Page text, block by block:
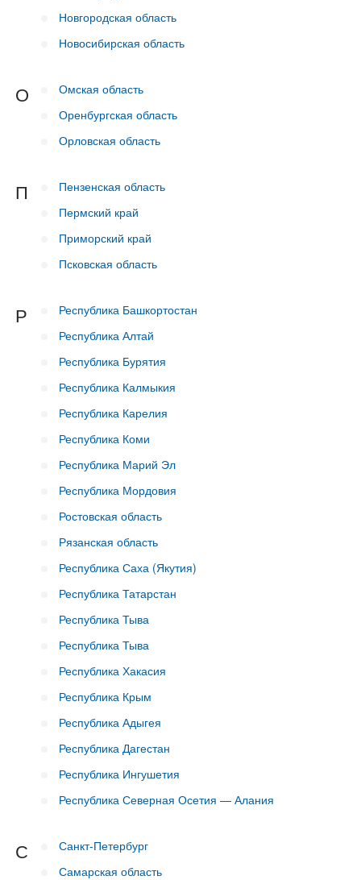
Новгородская область
Новосибирская область
О
Омская область
Оренбургская область
Орловская область
П
Пензенская область
Пермский край
Приморский край
Псковская область
Р
Республика Башкортостан
Республика Алтай
Республика Бурятия
Республика Калмыкия
Республика Карелия
Республика Коми
Республика Марий Эл
Республика Мордовия
Ростовская область
Рязанская область
Республика Саха (Якутия)
Республика Татарстан
Республика Тыва
Республика Тыва
Республика Хакасия
Республика Крым
Республика Адыгея
Республика Дагестан
Республика Ингушетия
Республика Северная Осетия — Алания
С
Санкт-Петербург
Самарская область